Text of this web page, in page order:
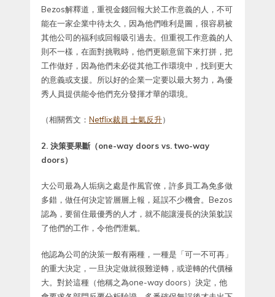
Bezos解釋道，重視金錢回報大於工作意義的人，不可
能在一家企業中待太久，因為他們唯利是圖，很容易被
其他公司的福利或回報吸引過去。但重視工作意義的人
則不一樣，在面對挑戰時，他們更願意留下來打拼，把
工作做好，因為他們未必從其他工作環境中，找到更大
的意義或支援。所以好的企業一定要以最大努力，為優
秀人員提供能令他們充分發揮才華的環境。
（相關舊文： Netflix裁員 士氣反升）
2. 決策要果斷（one-way doors vs. two-way
doors）
大公司最為人垢病之處是作風官僚，許多員工為免多做
多錯，做任何決定皆層層上報，延誤不少機會。Bezos
認為，要留住最優秀的人才，就不能讓漫長的決策躭誤
了他們的工作，令他們泄氣。
他認為公司的決策一般有兩種，一種是「可一不可再」
的重大決定，一旦決定做就很難逆轉，或逆轉的代價極
大。對於這種（他稱之為one-way doors）決定，他